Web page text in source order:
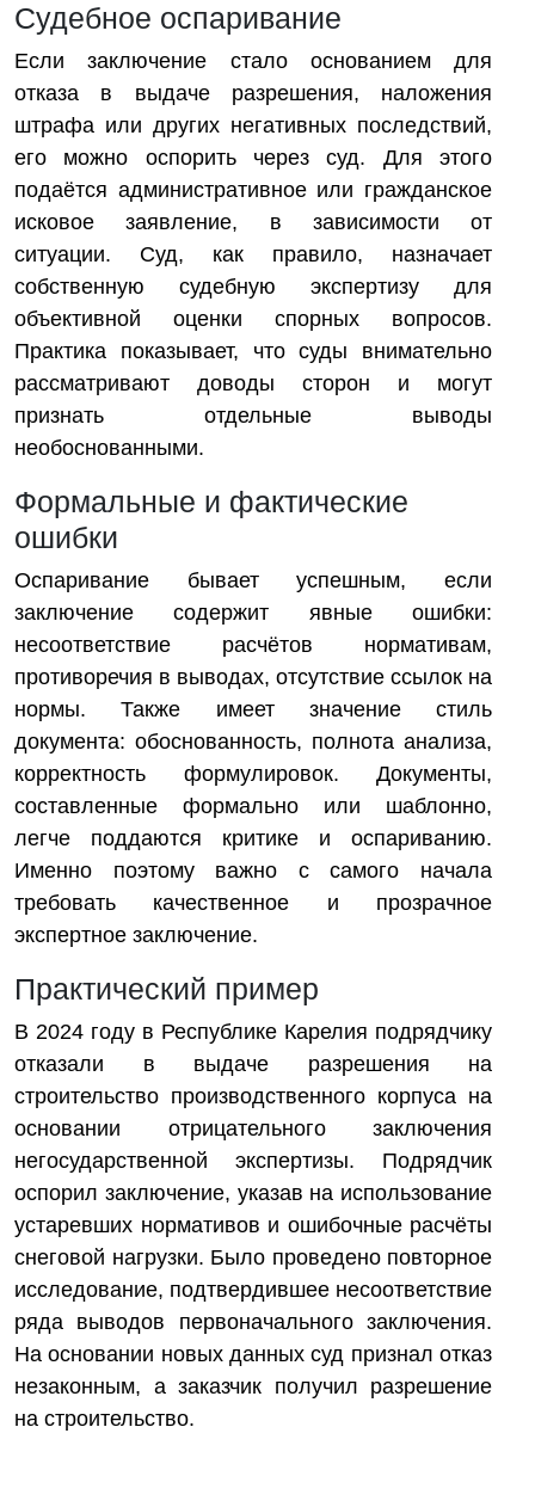
Судебное оспаривание
Если заключение стало основанием для
отказа в выдаче разрешения, наложения
штрафа или других негативных последствий,
его можно оспорить через суд. Для этого
подаётся административное или гражданское
исковое заявление, в зависимости от
ситуации. Суд, как правило, назначает
собственную судебную экспертизу для
объективной оценки спорных вопросов.
Практика показывает, что суды внимательно
рассматривают доводы сторон и могут
признать отдельные выводы
необоснованными.
Формальные и фактические
ошибки
Оспаривание бывает успешным, если
заключение содержит явные ошибки:
несоответствие расчётов нормативам,
противоречия в выводах, отсутствие ссылок на
нормы. Также имеет значение стиль
документа: обоснованность, полнота анализа,
корректность формулировок. Документы,
составленные формально или шаблонно,
легче поддаются критике и оспариванию.
Именно поэтому важно с самого начала
требовать качественное и прозрачное
экспертное заключение.
Практический пример
В 2024 году в Республике Карелия подрядчику
отказали в выдаче разрешения на
строительство производственного корпуса на
основании отрицательного заключения
негосударственной экспертизы. Подрядчик
оспорил заключение, указав на использование
устаревших нормативов и ошибочные расчёты
снеговой нагрузки. Было проведено повторное
исследование, подтвердившее несоответствие
ряда выводов первоначального заключения.
На основании новых данных суд признал отказ
незаконным, а заказчик получил разрешение
на строительство.